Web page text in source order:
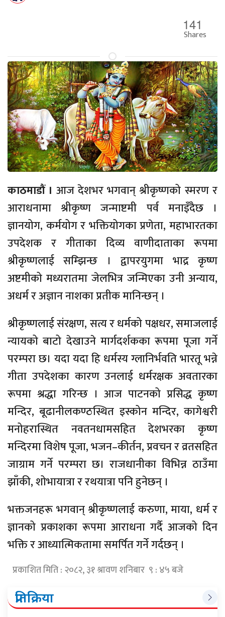
141
Shares
काठमाडौं । आज देशभर भगवान् श्रीकृष्णको स्मरण र
आराधनामा श्रीकृष्ण जन्माष्टमी पर्व मनाइँदैछ ।
ज्ञानयोग, कर्मयोग र भक्तियोगका प्रणेता, महाभारतका
उपदेशक र गीताका दिव्य वाणीदाताका रूपमा
श्रीकृष्णलाई सम्झिन्छ । द्वापरयुगमा भाद्र कृष्ण
अष्टमीको मध्यरातमा जेलभित्र जन्मिएका उनी अन्याय,
अधर्म र अज्ञान नाशका प्रतीक मानिन्छन् ।
श्रीकृष्णलाई संरक्षण, सत्य र धर्मको पक्षधर, समाजलाई
न्यायको बाटो देखाउने मार्गदर्शकका रूपमा पूजा गर्ने
परम्परा छ। यदा यदा हि धर्मस्य ग्लानिर्भवति भारतू भन्ने
गीता उपदेशका कारण उनलाई धर्मरक्षक अवतारका
रूपमा श्रद्धा गरिन्छ । आज पाटनको प्रसिद्ध कृष्ण
मन्दिर, बूढानीलकण्ठस्थित इस्कोन मन्दिर, कागेश्वरी
मनोहरास्थित नवतनधामसहित देशभरका कृष्ण
मन्दिरमा विशेष पूजा, भजन–कीर्तन, प्रवचन र व्रतसहित
जाग्राम गर्ने परम्परा छ। राजधानीका विभिन्न ठाउँमा
झाँकी, शोभायात्रा र रथयात्रा पनि हुनेछन् ।
भक्तजनहरू भगवान् श्रीकृष्णलाई करुणा, माया, धर्म र
ज्ञानको प्रकाशका रूपमा आराधना गर्दै आजको दिन
भक्ति र आध्यात्मिकतामा समर्पित गर्ने गर्दछन् ।
प्रकाशित मिति : २०८२, ३१ श्रावण शनिबार ९ : ४५ बजे
प्रतिक्रिया